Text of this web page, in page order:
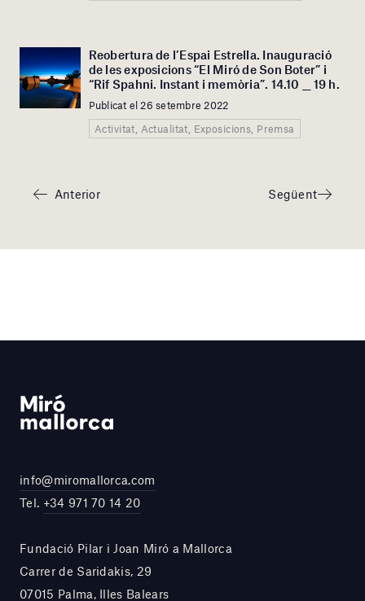
Reobertura de l’Espai Estrella. Inauguració
de les exposicions “El Miró de Son Boter” i
“Rif Spahni. Instant i memòria”. 14.10 __ 19 h.
Publicat el 26 setembre 2022
Activitat, Actualitat, Exposicions, Premsa
Anterior Següent
info@miromallorca.com
Tel. +34 971 70 14 20
Fundació Pilar i Joan Miró a Mallorca
Carrer de Saridakis, 29
07015 Palma, Illes Balears